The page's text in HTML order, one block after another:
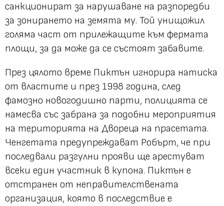
санкционират за нарушаване на разпоредби
за зонирането на земята му. Той унищожил
голяма част от прилежащите към фермата
площи, за да може да се състоят забавите.
През цялото време Пиктън игнорира натиска
от властите и през 1998 година, след
фамозно новогодишно парти, полицията се
намесва със забрана за подобни мероприятия
на територията на Двореца на прасетата.
Ченгетата предупреждават Робърт, че при
последвали разгулни прояви ще арестуват
всеки един участник в купона. Пиктън е
отстранен от неправителствената
организация, която в последствие е